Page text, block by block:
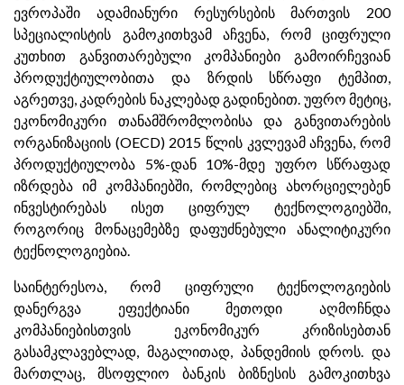
ევროპაში ადამიანური რესურსების მართვის 200
სპეციალისტის გამოკითხვამ აჩვენა, რომ ციფრული
კუთხით განვითარებული კომპანიები გამოირჩევიან
პროდუქტიულობითა და ზრდის სწრაფი ტემპით,
აგრეთვე, კადრების ნაკლებად გადინებით. უფრო მეტიც,
ეკონომიკური თანამშრომლობისა და განვითარების
ორგანიზაციის (OECD) 2015 წლის კვლევამ აჩვენა, რომ
პროდუქტიულობა 5%-დან 10%-მდე უფრო სწრაფად
იზრდება იმ კომპანიებში, რომლებიც ახორციელებენ
ინვესტირებას ისეთ ციფრულ ტექნოლოგიებში,
როგორიც მონაცემებზე დაფუძნებული ანალიტიკური
ტექნოლოგიებია.
საინტერესოა, რომ ციფრული ტექნოლოგიების
დანერგვა ეფექტიანი მეთოდი აღმოჩნდა
კომპანიებისთვის ეკონომიკურ კრიზისებთან
გასამკლავებლად, მაგალითად, პანდემიის დროს. და
მართლაც, მსოფლიო ბანკის ბიზნესის გამოკითხვა